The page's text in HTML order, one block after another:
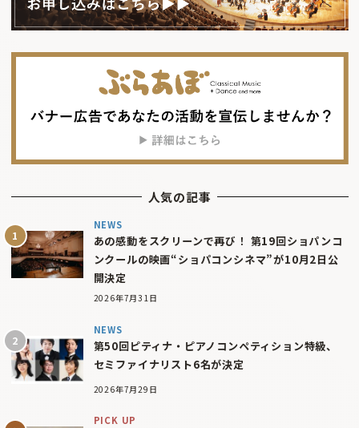
人気の記事
NEWS
あの感動をスクリーンで再び！ 第19回ショパンコ
ンクールの映画“ショパコンシネマ”が10月2日公
開決定
2026年7月31日
NEWS
第50回ピティナ・ピアノコンペティション特級、
セミファイナリスト6名が決定
2026年7月29日
PICK UP